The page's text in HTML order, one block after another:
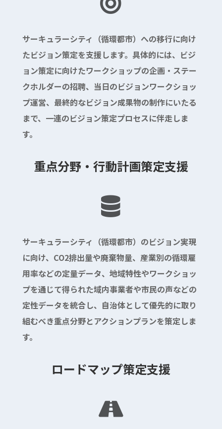
サーキュラーシティ（循環都市）への移行に向け
たビジョン策定を支援します。具体的には、ビジ
ョン策定に向けたワークショップの企画・ステー
クホルダーの招聘、当日のビジョンワークショッ
プ運営、最終的なビジョン成果物の制作にいたる
まで、一連のビジョン策定プロセスに伴走しま
す。
重点分野・行動計画策定支援

サーキュラーシティ（循環都市）のビジョン実現
に向け、CO2排出量や廃棄物量、産業別の循環雇
用率などの定量データ、地域特性やワークショッ
プを通じて得られた域内事業者や市民の声などの
定性データを統合し、自治体として優先的に取り
組むべき重点分野とアクションプランを策定しま
す。
ロードマップ策定支援
